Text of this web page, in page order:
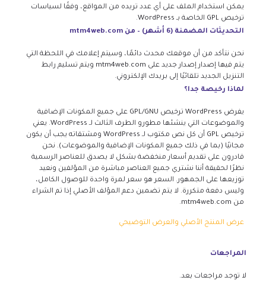
يمكن استخدام الملف على أي عدد تريده من المواقع، وفقًا لسياسات
ترخيص GPL الخاصة بـ WordPress.
التحديثات المضمنة (6 أشهر) – من mtm4web.com
نحن نتأكد من أن موقعك محدث دائمًا، وسيتم إعلامك في اللحظة التي
يتم فيها إصدار إصدار جديد على mtm4web.com ويتم تسليم رابط
التنزيل الجديد تلقائيًا إلى بريدك الإلكتروني.
لماذا رخيصة جدا؟
يفرض WordPress ترخيص GPL/GNU على جميع المكونات الإضافية
والموضوعات التي ينشئها مطورو الطرف الثالث لـ WordPress. يعني
ترخيص GPL أن كل نص مكتوب لـ WordPress ومشتقاته يجب أن يكون
مجانيًا (بما في ذلك جميع المكونات الإضافية والموضوعات). نحن
قادرون على تقديم أسعار منخفضة بشكل لا يصدق للعناصر الرسمية
نظرًا لحقيقة أننا نشتري جميع العناصر مباشرة من المؤلفين ونعيد
توزيعها على الجمهور. السعر هو سعر لمرة واحدة للوصول الكامل،
وليس دفعة متكررة. لا يتم تضمين دعم المؤلف الأصلي إذا تم الشراء
من mtm4web.com.
عرض المنتج الأصلي والعرض التوضيحي
المراجعات
لا توجد مراجعات بعد.